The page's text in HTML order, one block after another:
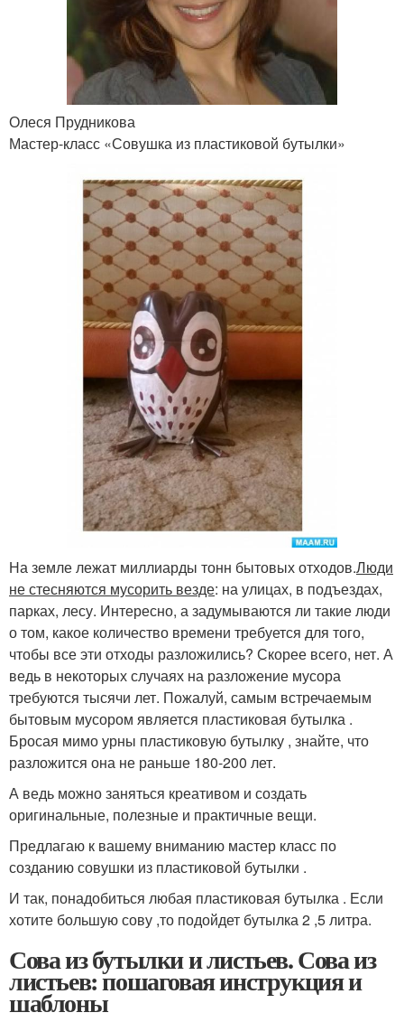
Олеся Прудникова
Мастер-класс «Совушка из пластиковой бутылки»
На земле лежат миллиарды тонн бытовых отходов.Люди
не стесняются мусорить везде: на улицах, в подъездах,
парках, лесу. Интересно, а задумываются ли такие люди
о том, какое количество времени требуется для того,
чтобы все эти отходы разложились? Скорее всего, нет. А
ведь в некоторых случаях на разложение мусора
требуются тысячи лет. Пожалуй, самым встречаемым
бытовым мусором является пластиковая бутылка .
Бросая мимо урны пластиковую бутылку , знайте, что
разложится она не раньше 180-200 лет.
А ведь можно заняться креативом и создать
оригинальные, полезные и практичные вещи.
Предлагаю к вашему вниманию мастер класс по
созданию совушки из пластиковой бутылки .
И так, понадобиться любая пластиковая бутылка . Если
хотите большую сову ,то подойдет бутылка 2 ,5 литра.
Сова из бутылки и листьев. Сова из
листьев: пошаговая инструкция и
шаблоны